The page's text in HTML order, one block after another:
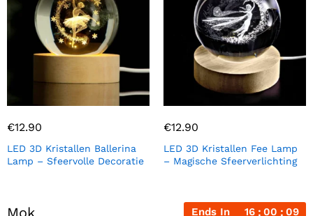
€12.90
LED 3D Kristallen Ballerina
Lamp – Sfeervolle Decoratie
€12.90
LED 3D Kristallen Fee Lamp
– Magische Sfeerverlichting
Mok Ends In 16 00 08